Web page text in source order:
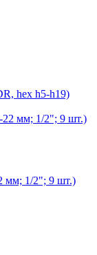
hex h5-h19)
мм; 1/2"; 9 шт.)